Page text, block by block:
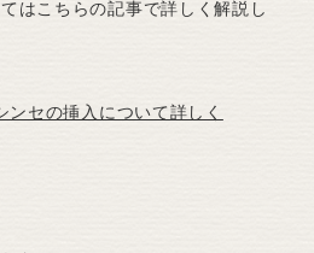
はこちらの記事で詳しく解説し
セの挿入について詳しく